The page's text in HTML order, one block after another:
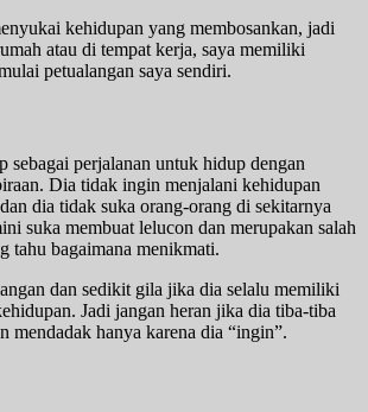
kehidupan yang membosankan, jadi
atau di tempat kerja, saya memiliki
petualangan saya sendiri.
sebagai perjalanan untuk hidup dengan
Dia tidak ingin menjalani kehidupan
dia tidak suka orang-orang di sekitarnya
suka membuat lelucon dan merupakan salah
tahu bagaimana menikmati.
dan sedikit gila jika dia selalu memiliki
Jadi jangan heran jika dia tiba-tiba
mendadak hanya karena dia “ingin”.